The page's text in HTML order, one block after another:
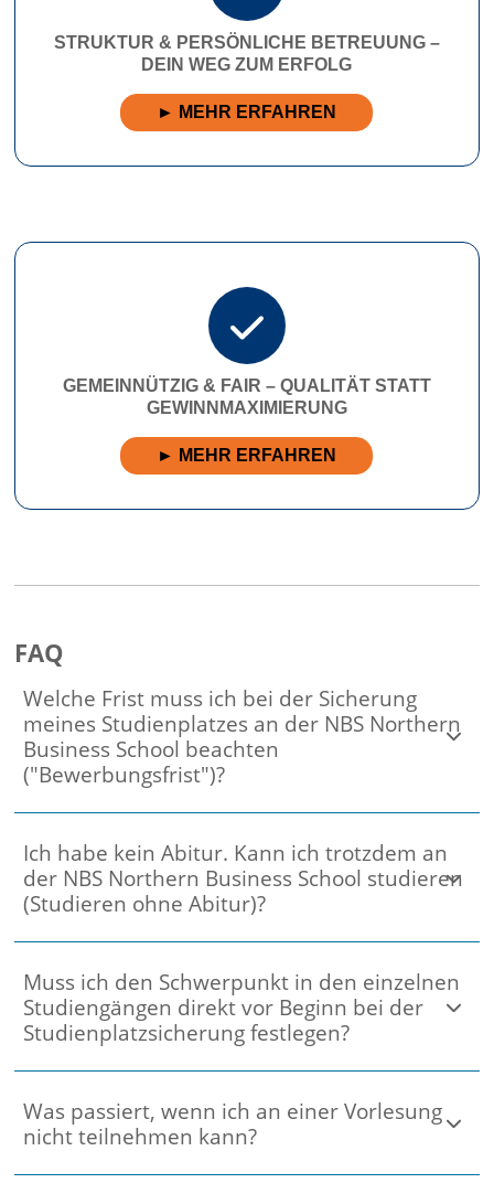
STRUKTUR & PERSÖNLICHE BETREUUNG –
DEIN WEG ZUM ERFOLG
► MEHR ERFAHREN
GEMEINNÜTZIG & FAIR – QUALITÄT STATT
GEWINNMAXIMIERUNG
► MEHR ERFAHREN
FAQ
Welche Frist muss ich bei der Sicherung
meines Studienplatzes an der NBS Northern
Business School beachten
("Bewerbungsfrist")?
Ich habe kein Abitur. Kann ich trotzdem an
der NBS Northern Business School studieren
(Studieren ohne Abitur)?
Muss ich den Schwerpunkt in den einzelnen
Studiengängen direkt vor Beginn bei der
Studienplatzsicherung festlegen?
Was passiert, wenn ich an einer Vorlesung
nicht teilnehmen kann?